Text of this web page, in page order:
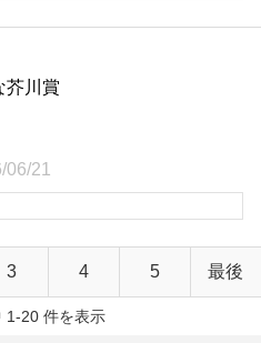
芥川賞
06/21
3 4 5 最後
1-20 件を表示